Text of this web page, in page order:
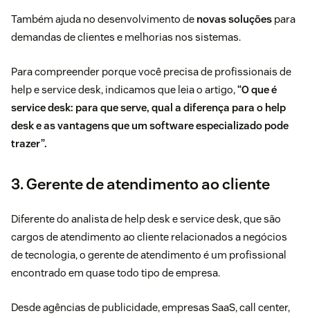
Também ajuda no desenvolvimento de novas soluções para
demandas de clientes e melhorias nos sistemas.
Para compreender porque você precisa de profissionais de
help e service desk, indicamos que leia o artigo,“O que é
service desk: para que serve, qual a diferença para o help
desk e as vantagens que um software especializado pode
trazer”.
3. Gerente de atendimento ao cliente
Diferente do analista de help desk e service desk, que são
cargos de atendimento ao cliente relacionados a negócios
de tecnologia, o gerente de atendimento é um profissional
encontrado em quase todo tipo de empresa.
Desde agências de publicidade, empresas SaaS, call center,